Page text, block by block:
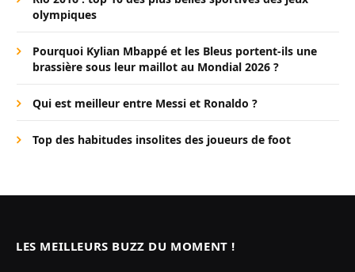
olympiques
Pourquoi Kylian Mbappé et les Bleus portent-ils une
brassière sous leur maillot au Mondial 2026 ?
Qui est meilleur entre Messi et Ronaldo ?
Top des habitudes insolites des joueurs de foot
LES MEILLEURS BUZZ DU MOMENT !